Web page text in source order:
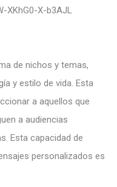
XKhG0-X-b3AJL
de nichos y temas,
y estilo de vida. Esta
a aquellos que
a audiencias
Esta capacidad de
personalizados es